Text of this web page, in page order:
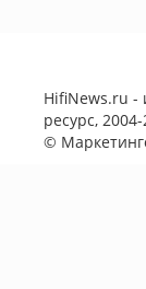
HifiNews.ru -
ресурс,
©